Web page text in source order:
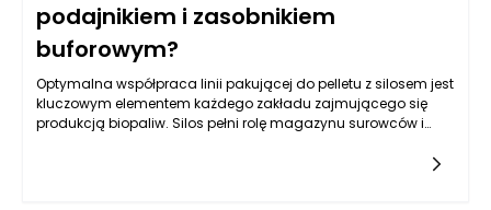
podajnikiem i zasobnikiem
buforowym?
Optymalna współpraca linii pakującej do pelletu z silosem jest
kluczowym elementem każdego zakładu zajmującego się
produkcją biopaliw. Silos pełni rolę magazynu surowców i